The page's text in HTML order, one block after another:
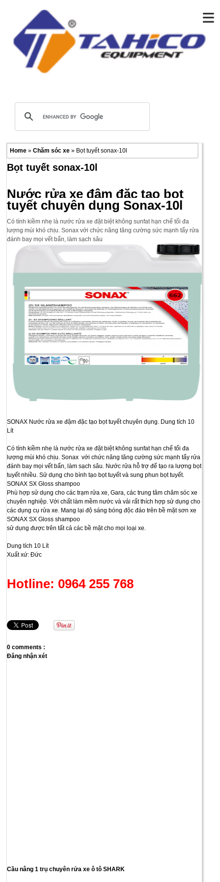
≡
Home»Chăm sóc xe» Bọt tuyết sonax-10l
Bọt tuyết sonax-10l
Nước rửa xe đậm đặc tạo bọt
tuyết chuyên dụng Sonax-10l
Có tính kiềm nhẹ là nước rửa xe đặt biệt không sunfat hạn chế tối đa
lượng mùi khó chịu. Sonax với chức năng tăng cường sức mạnh tẩy rửa
đánh bay mọi vết bẩn, làm sạch sâu
SONAX Nước rửa xe đậm đặc tạo bọt tuyết chuyên dụng. Dung tích 10
Lít
Có tính kiềm nhẹ là nước rửa xe đặt biệt không sunfat hạn chế tối đa
lượng mùi khó chịu. Sonax với chức năng tăng cường sức mạnh tẩy rửa
đánh bay mọi vết bẩn, làm sạch sâu. Nước rửa hỗ trợ để tạo ra lượng bọt
tuyết nhiều. Sử dụng cho bình tạo bọt tuyết và sung phun bọt tuyết.
SONAX SX Gloss shampoo
Phù hợp sử dụng cho các trạm rửa xe, Gara, các trung tâm chăm sóc xe
chuyên nghiệp. Với chất làm mềm nước và vải rất thích hợp sử dụng cho
các dụng cụ rửa xe. Mang lại độ sáng bóng độc đáo trên bề mặt sơn xe
SONAX SX Gloss shampoo
sử dụng được trên tất cả các bề mặt cho mọi loại xe.
Dung tích 10 Lít
Xuất xứ: Đức
Hotline: 0964 255 768
0 comments :
Đăng nhận xét
Cầu nâng 1 trụ chuyên rửa xe ô tô SHARK